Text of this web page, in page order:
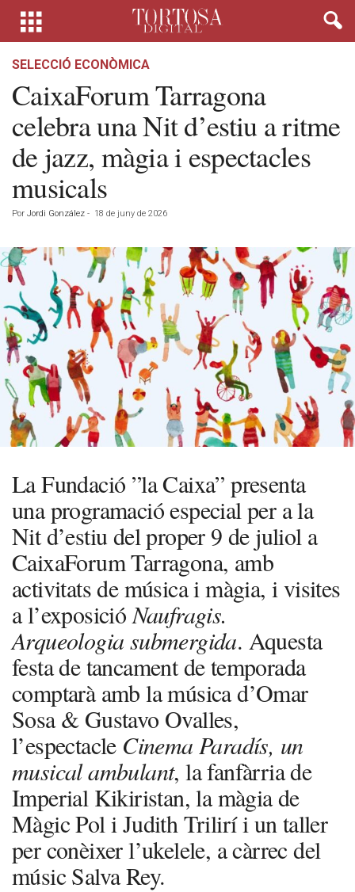
SELECCIÓ ECONÒMICA
CaixaForum Tarragona
celebra una Nit d’estiu a ritme
de jazz, màgia i espectacles
musicals
Por Jordi González - 18 de juny de 2026
La Fundació ”la Caixa” presenta
una programació especial per a la
Nit d’estiu del proper 9 de juliol a
CaixaForum Tarragona, amb
activitats de música i màgia, i visites
a l’exposicióNaufragis.
Arqueologia submergida. Aquesta
festa de tancament de temporada
comptarà amb la música d’Omar
Sosa & Gustavo Ovalles,
l’espectacle Cinema Paradís, un
musical ambulant, la fanfàrria de
Imperial Kikiristan, la màgia de
Màgic Pol i Judith Trilirí i un taller
per conèixer l’ukelele, a càrrec del
músic Salva Rey.